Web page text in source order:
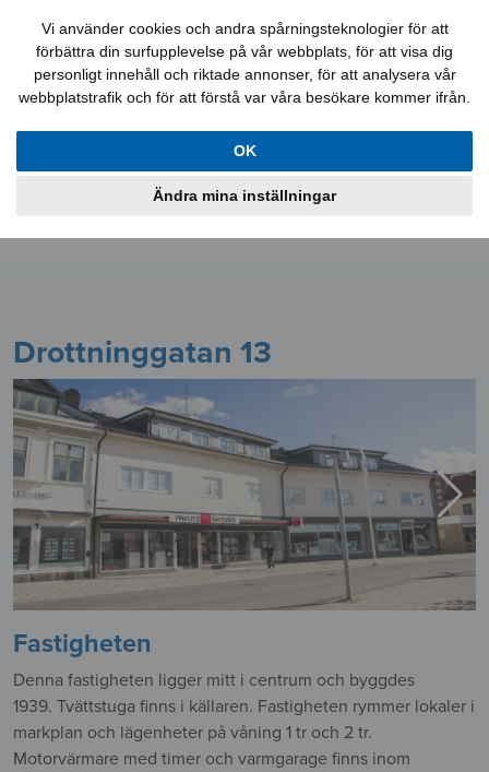
Vi använder cookies och andra spårningsteknologier för att
förbättra din surfupplevelse på vår webbplats, för att visa dig
personligt innehåll och riktade annonser, för att analysera vår
webbplatstrafik och för att förstå var våra besökare kommer ifrån.
OK
Ändra mina inställningar
Felanmälan Kontakt Mina sidor
Lägenheter
Bostadskö
Information
Om oss
Drottninggatan 13
Fastigheten
Denna fastigheten ligger mitt i centrum och byggdes
1939. Tvättstuga finns i källaren. Fastigheten rymmer lokaler i
markplan och lägenheter på våning 1 tr och 2 tr.
Motorvärmare med timer och varmgarage finns inom